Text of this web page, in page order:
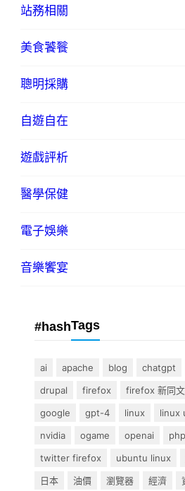
站務相關
美食饕餮
聰明採購
自遊自在
遊戲評析
醫學保健
電子娛樂
音樂饗宴
#hashTags
ai apache blog chatgpt
drupal
firefox firefox 新同
google
gpt-4 linux linux
nvidia
ogame openai php
twitter firefox
ubuntu linux
日本
油價 瀏覽器 經濟